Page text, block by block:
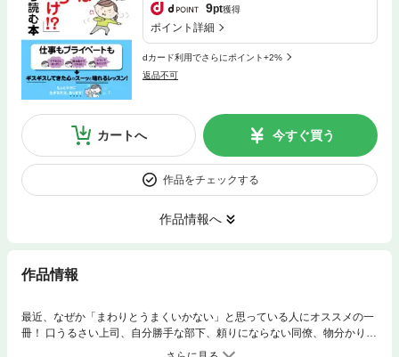
9pt獲得
ポイント詳細
dカード利用でさらにポイント+2%
返品不可
カートへ 今すぐ買う
作品をチェックする
作品情報へ
作品情報
最近、なぜか「まわりとうまくいかない」と思っている人にオススメの一
冊！ 口うるさい上司、自分勝手な部下、頼りにならない同僚、物分かりの
悪い親、わがままな姑……。身近な「あの人」「この人」とのピンチを解